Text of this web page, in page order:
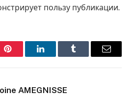
пользу публикации.
Pinterest LinkedInTumblr Email
AMEGNISSE